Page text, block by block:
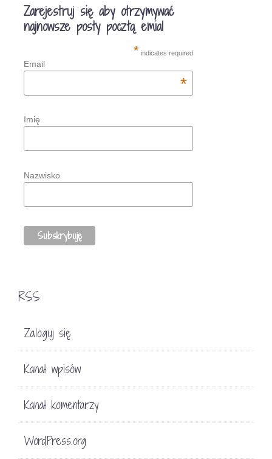
Zarejestruj się aby otrzymywać
najnowsze posty pocztą emial
* indicates required
Email
*
Imię
Nazwisko
RSS
Zaloguj się
Kanał wpisów
Kanał komentarzy
WordPress.org